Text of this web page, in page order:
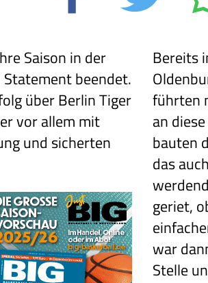
Saison in der
beendet.
über Berlin Tiger
vor allem mit
und sicherten
Bereits
führten
an
bauten
das
geriet,
war
Stelle